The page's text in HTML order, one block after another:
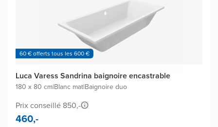
60 € offerts tous les 600 €
Luca Varess Sandrina baignoire encastrable
180 x 80 cm|Blanc mat|Baignoire duo
Prix conseillé 850,-
460,-